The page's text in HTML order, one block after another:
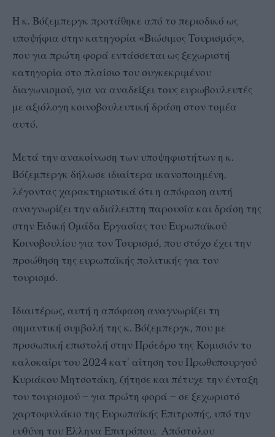
Η κ. Βόζεμπεργκ προτάθηκε από το περιοδικό ως
υποψήφια στην κατηγορία «Βιώσιμος Τουρισμός»,
που για πρώτη φορά εντάσσεται ως ξεχωριστή
κατηγορία στο πλαίσιο του συγκεκριμένου
διαγωνισμού, για να αναδείξει τους ευρωβουλευτές
με αξιόλογη κοινοβουλευτική δράση στον τομέα
αυτό.
Μετά την ανακοίνωση των υποψηφιοτήτων η κ.
Βόζεμπεργκ δήλωσε ιδιαίτερα ικανοποιημένη,
λέγοντας χαρακτηριστικά ότι η απόφαση αυτή
αναγνωρίζει την αδιάλειπτη παρουσία και δράση της
στην Ειδική Ομάδα Εργασίας του Ευρωπαϊκού
Κοινοβουλίου για τον Τουρισμό, που στόχο έχει την
προώθηση της ευρωπαϊκής πολιτικής για τον
τουρισμό.
Ιδιαιτέρως, αυτή η απόφαση αναγνωρίζει τη
σημαντική συμβολή της κ. Βόζεμπεργκ, που με
προσωπική επιστολή στην Πρόεδρο της Κομισιόν το
καλοκαίρι του 2024 κατ’ αίτηση του Πρωθυπουργού
Κυριάκου Μητσοτάκη, ζήτησε και πέτυχε την ένταξη
του τουρισμού – για πρώτη φορά – σε ξεχωριστό
χαρτοφυλάκιο της Ευρωπαϊκής Επιτροπής, υπό την
ευθύνη του Έλληνα Επιτρόπου, Απόστολου